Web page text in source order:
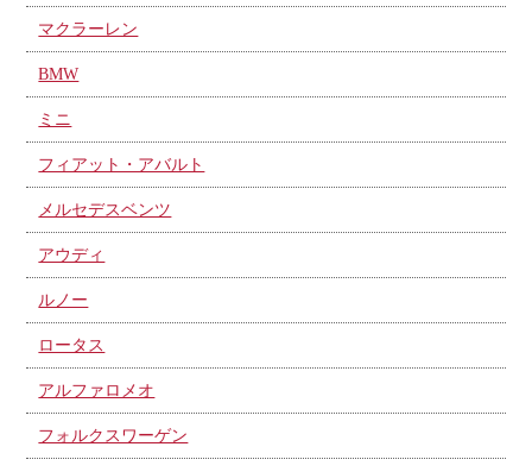
マクラーレン
BMW
ミニ
フィアット・アバルト
メルセデスベンツ
アウディ
ルノー
ロータス
アルファロメオ
フォルクスワーゲン